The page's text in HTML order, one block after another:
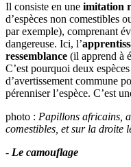
Il consiste en une imitation
d’espèces non comestibles
par exemple), comprenant
dangereuse. Ici, l’
ressemblance (il apprend à
C’est pourquoi deux
d’avertissement commune
pérenniser l’espèce. C’est
photo : Papillons africains,
comestibles, et sur la droite
- Le camouflage